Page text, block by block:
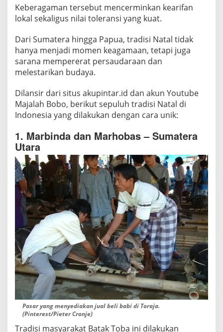
h
I
d
o
n
a
Keberagaman tersebut mencerminkan kearifan
lokal sekaligus nilai toleransi yang kuat.
Dari Sumatera hingga Papua, tradisi Natal tidak
hanya menjadi momen keagamaan, tetapi juga
sarana mempererat persaudaraan dan
melestarikan budaya.
Dilansir dari situs akupintar.id dan akun Youtube
Majalah Bobo, berikut sepuluh tradisi Natal di
Indonesia yang dilakukan dengan cara unik:
1. Marbinda dan Marhobas – Sumatera
Utara
Pasar yang menyediakan jual beli babi di Toraja.
(Pinterest/Pieter Cronje)
Tradisi masyarakat Batak Toba ini dilakukan